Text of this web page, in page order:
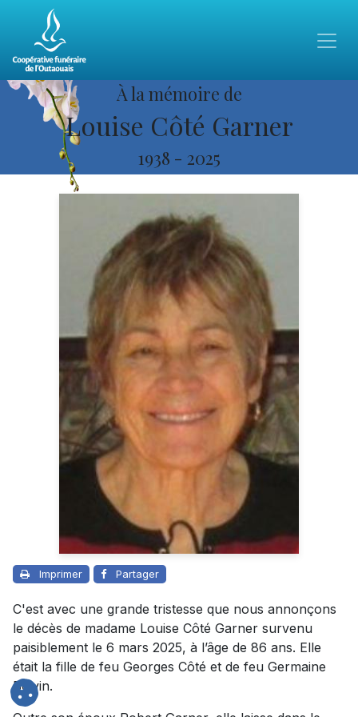
À la mémoire de
Louise Côté Garner
1938 - 2025
Imprimer Partager
C'est avec une grande tristesse que nous annonçons
le décès de madame Louise Côté Garner survenu
paisiblement le 6 mars 2025, à l’âge de 86 ans. Elle
était la fille de feu Georges Côté et de feu Germaine
Boivin.